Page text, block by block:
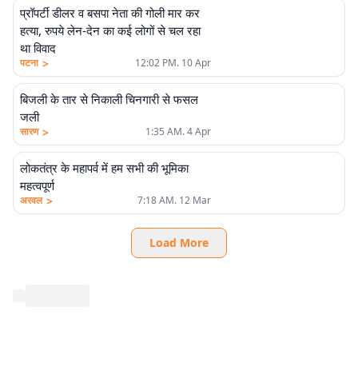
प्रॉपर्टी डीलर व बसपा नेता की गोली मार कर
हत्या, रुपये लेन-देन का कई लोगों से चल रहा
था विवाद
पटना > 12:02 PM. 10 Apr
बिजली के तार से निकाली चिनगारी से फसल
जली
सारण > 1:35 AM. 4 Apr
लोकतंत्र के महापर्व में हम सभी की भूमिका
महत्वपूर्ण
अरवल > 7:18 AM. 12 Mar
Load More